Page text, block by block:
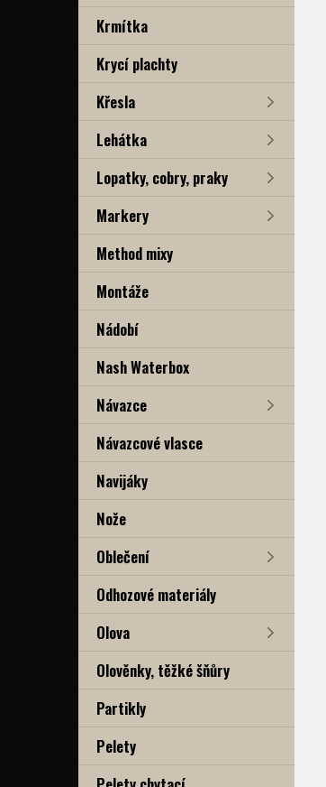
Krmítka
Krycí plachty
Křesla
Lehátka
Lopatky, cobry, praky
Markery
Method mixy
Montáže
Nádobí
Nash Waterbox
Návazce
Návazcové vlasce
Navijáky
Nože
Oblečení
Odhozové materiály
Olova
Olověnky, těžké šňůry
Partikly
Pelety